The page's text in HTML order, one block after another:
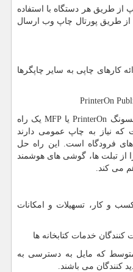
از طریق هر دستگاه با استفاده
از طریق پورتال چاپ وب ارسال
کارهای چاپی به سایر چاپگرها
PrinterOn
PrinterOnیا MFPیک راه
نیاز به چاپ عمومی دارند
های فرودگاه است. این راه حل
از تبلت ها، گوشی های هوشمند
می کند.
و کار، تسهیلات و امکانات
خدمات کتابخانه ها
​​که مایل به دسترسی به
کنندگان می باشند.